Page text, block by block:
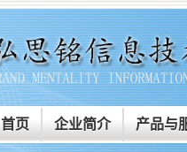
首页 企业简介 产品与